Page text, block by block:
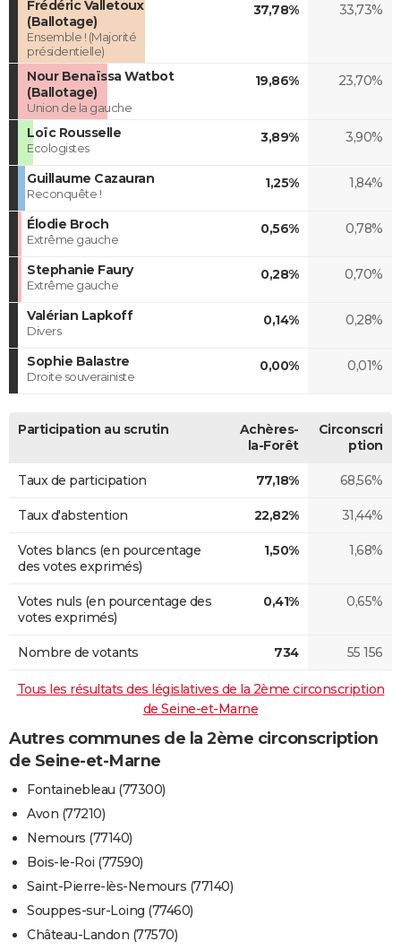
Frédéric Valletoux
(Ballotage)
Ensemble ! (Majorité
présidentielle)
37,78% 33,73%
Nour Benaïssa Watbot
(Ballotage)
Union de la gauche
19,86% 23,70%
Loïc Rousselle
Ecologistes
3,89% 3,90%
Guillaume Cazauran
Reconquête !
1,25% 1,84%
Élodie Broch
Extrême gauche
0,56% 0,78%
Stephanie Faury
Extrême gauche
0,28% 0,70%
Valérian Lapkoff
Divers
0,14% 0,28%
Sophie Balastre
Droite souverainiste
0,00% 0,01%
Participation au scrutin
Achères-
la-Forêt
Circonscri
ption
Taux de participation 77,18% 68,56%
Taux d'abstention 22,82% 31,44%
Votes blancs (en pourcentage
des votes exprimés)
1,50% 1,68%
Votes nuls (en pourcentage des
votes exprimés)
0,41% 0,65%
Nombre de votants 734 55 156
Tous les résultats des législatives de la 2ème circonscription
de Seine-et-Marne
Autres communes de la 2ème circonscription
de Seine-et-Marne
Fontainebleau (77300)
Avon (77210)
Nemours (77140)
Bois-le-Roi (77590)
Saint-Pierre-lès-Nemours (77140)
Souppes-sur-Loing (77460)
Château-Landon (77570)